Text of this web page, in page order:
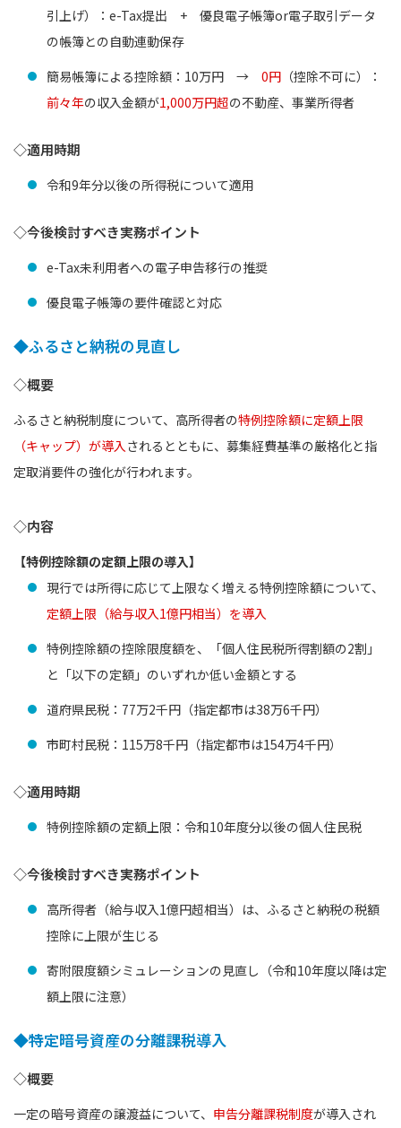
引上げ）：e-Tax提出 + 優良電子帳簿or電子取引データ
の帳簿との自動連動保存
簡易帳簿による控除額：10万円 → 0円 （控除不可に）：
前々年の収入金額が1,000万円超の不動産、事業所得者
◇適用時期
令和9年分以後の所得税について適用
◇今後検討すべき実務ポイント
e-Tax未利用者への電子申告移行の推奨
優良電子帳簿の要件確認と対応
◆ふるさと納税の見直し
◇概要
ふるさと納税制度について、高所得者の特例控除額に定額上限
（キャップ）が導入されるとともに、募集経費基準の厳格化と指
定取消要件の強化が行われます。
◇内容
【特例控除額の定額上限の導入】
現行では所得に応じて上限なく増える特例控除額について、
定額上限（給与収入1億円相当）を導入
特例控除額の控除限度額を、「個人住民税所得割額の2割」
と「以下の定額」のいずれか低い金額とする
道府県民税：77万2千円（指定都市は38万6千円）
市町村民税：115万8千円（指定都市は154万4千円）
◇適用時期
特例控除額の定額上限：令和10年度分以後の個人住民税
◇今後検討すべき実務ポイント
高所得者（給与収入1億円超相当）は、ふるさと納税の税額
控除に上限が生じる
寄附限度額シミュレーションの見直し（令和10年度以降は定
額上限に注意）
◆特定暗号資産の分離課税導入
◇概要
一定の暗号資産の譲渡益について、 申告分離課税制度が導入され